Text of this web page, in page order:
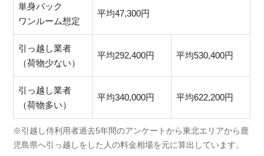
単身パック
ワンルーム想定
平均47,300円
引っ越し業者
（荷物少ない）
平均292,400円 平均530,400円
引っ越し業者
（荷物多い）
平均340,000円 平均622,200円
※引越し侍利用者過去5年間のアンケートから東北エリアから鹿
児島県へ引っ越しをした人の料金相場を元に算出しています。